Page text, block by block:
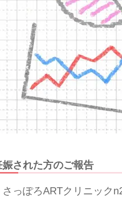
された方のご報告
っぽろARTクリニック